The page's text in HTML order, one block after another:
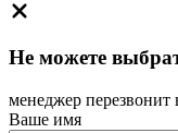
Не можете
менеджер перезвонит
Ваше имя